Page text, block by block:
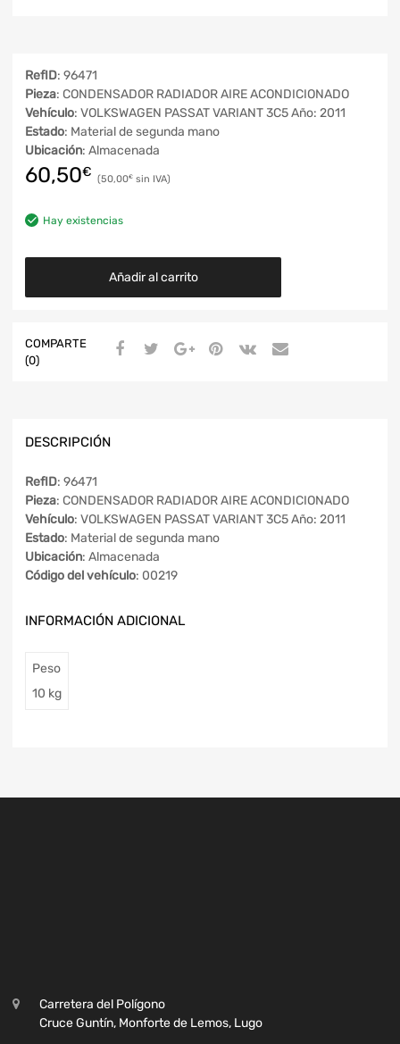
RefID: 96471
Pieza: CONDENSADOR RADIADOR AIRE ACONDICIONADO
Vehículo: VOLKSWAGEN PASSAT VARIANT 3C5 Año: 2011
Estado: Material de segunda mano
Ubicación: Almacenada
60,50€ 50,00€
Hay existencias
Añadir al carrito
COMPARTE
(0)
DESCRIPCIÓN
RefID: 96471
Pieza: CONDENSADOR RADIADOR AIRE ACONDICIONADO
Vehículo: VOLKSWAGEN PASSAT VARIANT 3C5 Año: 2011
Estado: Material de segunda mano
Ubicación: Almacenada
Código del vehículo: 00219
INFORMACIÓN ADICIONAL
Peso
10 kg
Carretera del Polígono
Cruce Guntín, Monforte de Lemos, Lugo